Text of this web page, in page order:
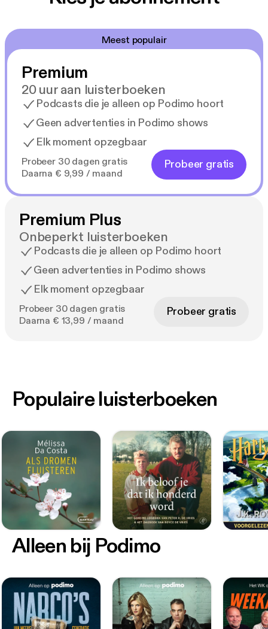
Titelmuziek gecomponeerd door James Hannigan
Meest populair
Premium
20 uur aan luisterboeken
Podcasts die je alleen op Podimo hoort
Geen advertenties in Podimo shows
Elk moment opzegbaar
Probeer 30 dagen gratis
Daarna € 9,99 / maand
Probeer gratis
Premium Plus
Onbeperkt luisterboeken
Podcasts die je alleen op Podimo hoort
Geen advertenties in Podimo shows
Elk moment opzegbaar
Probeer 30 dagen gratis
Daarna € 13,99 / maand
Probeer gratis
Alleen bij Podimo
Populaire luisterboeken